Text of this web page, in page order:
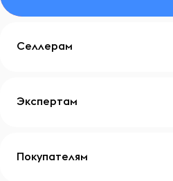
Селлерам
Экспертам
Покупателям